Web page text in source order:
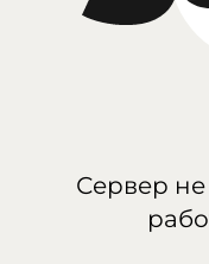
Сервер не